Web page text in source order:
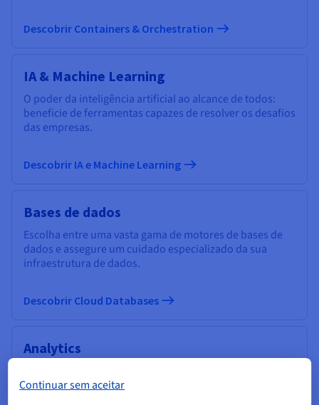
Descobrir Containers & Orchestration
IA & Machine Learning
O poder da inteligência artificial ao alcance de todos:
beneficie de ferramentas capazes de resolver os desafios
das empresas.
Descobrir IA e Machine Learning
Bases de dados
Escolha entre uma vasta gama de motores de bases de
dados e assegure um cuidado especializado da sua
infraestrutura de dados.
Descobrir Cloud Databases
Analytics
e aplicações, graças a uma infraestrutura gerida e open-
Continuar sem aceitar